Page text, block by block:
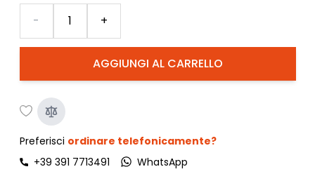
AGGIUNGI AL CARRELLO
- +
Preferisci ordinare telefonicamente?
+39 391 7713491
WhatsApp